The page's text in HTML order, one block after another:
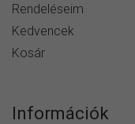
Rendeléseim
Kedvencek
Kosár
Információk